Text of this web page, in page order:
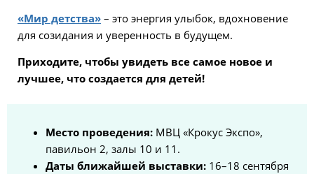
«Мир детства» – это энергия улыбок, вдохновение
для созидания и уверенность в будущем.
Приходите, чтобы увидеть все самое новое и
лучшее, что создается для детей!
Место проведения: МВЦ «Крокус Экспо»,
павильон 2, залы 10 и 11.
Даты ближайшей выставки: 16–18 сентября